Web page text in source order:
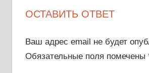
ОСТАВИТЬ ОТВЕТ
Ваш адрес email не будет
Обязательные поля помечены